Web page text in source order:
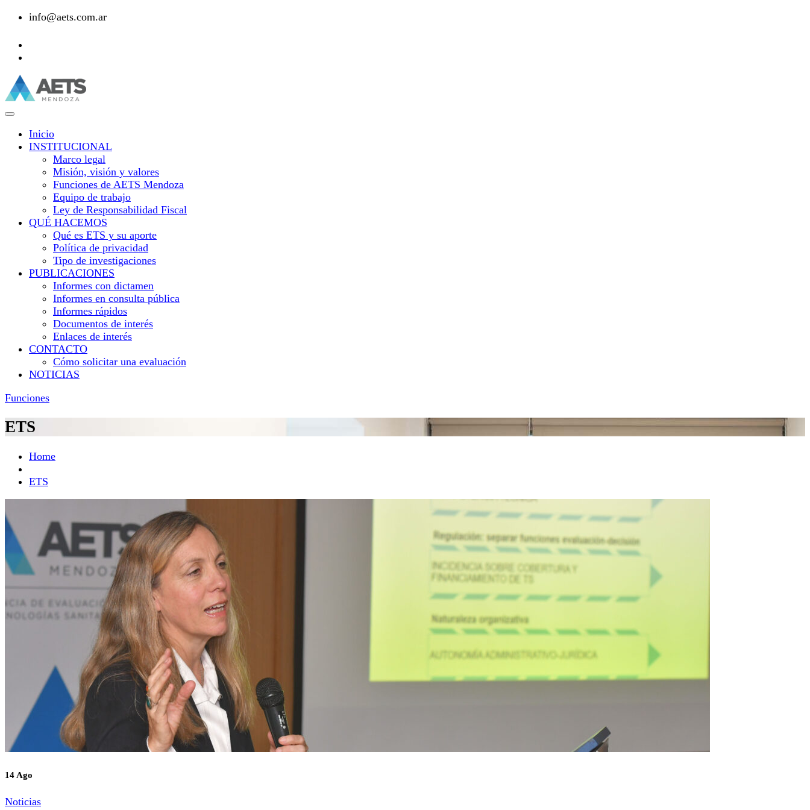
info@aets.com.ar
Inicio
INSTITUCIONAL
Marco legal
Misión, visión y valores
Funciones de AETS Mendoza
Equipo de trabajo
Ley de Responsabilidad Fiscal
QUÉ HACEMOS
Qué es ETS y su aporte
Política de privacidad
Tipo de investigaciones
PUBLICACIONES
Informes con dictamen
Informes en consulta pública
Informes rápidos
Documentos de interés
Enlaces de interés
CONTACTO
Cómo solicitar una evaluación
NOTICIAS
Funciones
ETS
Home
ETS
14 Ago
Noticias